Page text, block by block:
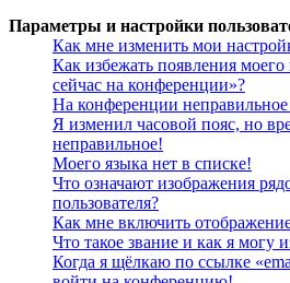
Параметры и настройки
Как мне изменить мои
Как избежать появления
сейчас на конференции»?
На конференции
Я изменил часовой пояс, но
неправильное!
Моего языка нет в списке!
Что означают изображения
пользователя?
Как мне включить
Что такое звание и как я могу
Когда я щёлкаю по ссылке